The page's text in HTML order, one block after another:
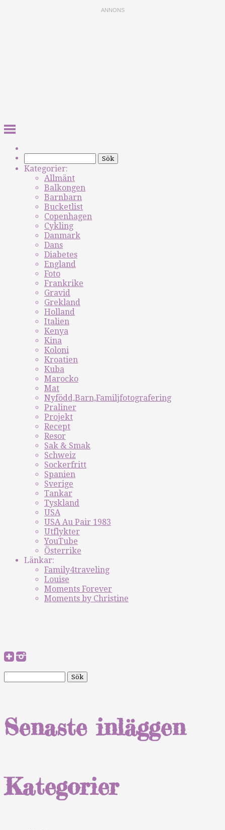
Kategorier:
Allmänt
Balkongen
Barnbarn
Bucketlist
Copenhagen
Cykling
Danmark
Dans
Diabetes
England
Foto
Frankrike
Gravid
Grekland
Holland
Italien
Kenya
Kina
Koloni
Kroatien
Kuba
Marocko
Mat
Nyfödd,Barn,Familjfotografering
Praliner
Projekt
Recept
Resor
Sak & Smak
Schweiz
Sockerfritt
Spanien
Sverige
Tankar
Tyskland
USA
USA Au Pair 1983
Utflykter
YouTube
Österrike
Länkar:
Family4traveling
Louise
Moments Forever
Moments by Christine
Senaste inläggen
Kategorier